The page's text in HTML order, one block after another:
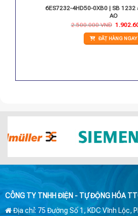
6ES7232-4HD50-0XB0 | SB
AO
2.500.000VNĐ Giá
là:
ĐẶT HÀNG NGAY
CÔNG TY TNHH ĐIỆN - TỰ ĐỘNG HÓA
Địa chỉ: 75 Đường Số 1, KDC Vĩnh Lộc,